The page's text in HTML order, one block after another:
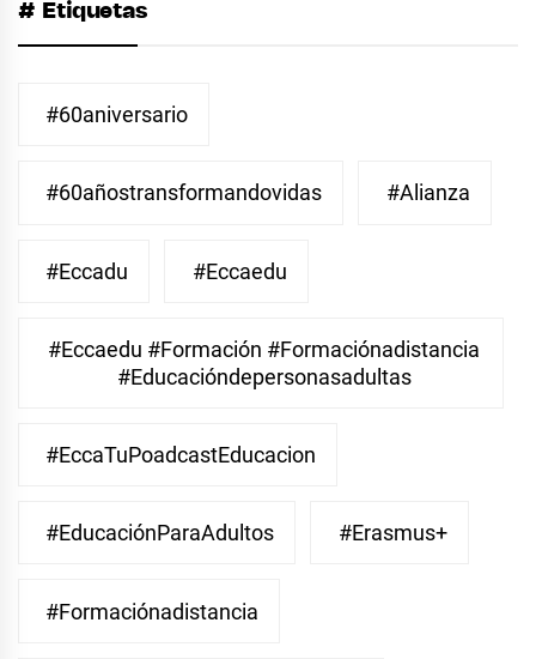
# Etiquetas
#60aniversario
#60añostransformandovidas #Alianza
#eccadu #eccaedu
#eccaedu #formación #formaciónadistancia
#educacióndepersonasadultas
#EccaTuPoadcastEducacion
#EducaciónParaAdultos #Erasmus+
#Formaciónadistancia